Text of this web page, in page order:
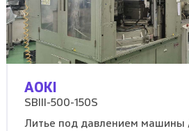
AOKI
SBIII-500-150S
Литье под давлением машины